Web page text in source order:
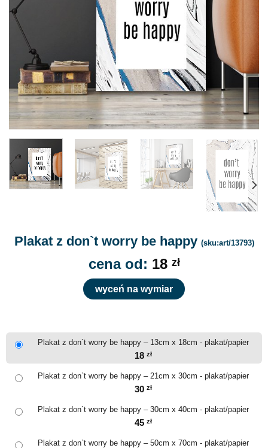
Plakat z don`t worry be happy (sku:art/13793)
cena od: 18 zł
wyceń na wymiar
Plakat z don`t worry be happy – 13cm x 18cm - plakat/papier
18 zł
Plakat z don`t worry be happy – 21cm x 30cm - plakat/papier
30 zł
Plakat z don`t worry be happy – 30cm x 40cm - plakat/papier
45 zł
Plakat z don`t worry be happy – 50cm x 70cm - plakat/papier